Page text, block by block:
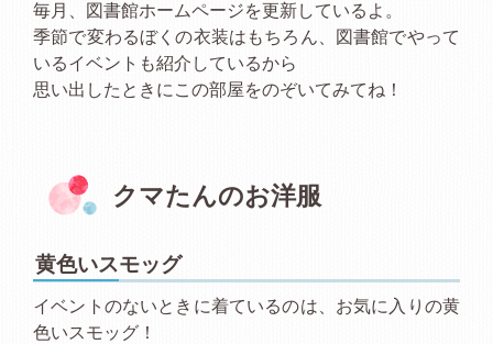
毎月、図書館ホームページを更新しているよ。
季節で変わるぼくの衣装はもちろん、図書館でやって
いるイベントも紹介しているから
思い出したときにこの部屋をのぞいてみてね！
クマたんのお洋服
黄色いスモッグ
イベントのないときに着ているのは、お気に入りの黄
色いスモッグ！